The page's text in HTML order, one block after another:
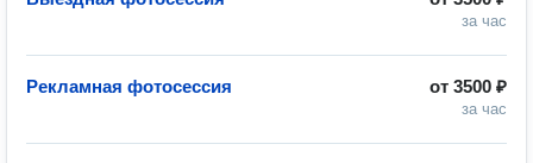
за час
от 3500 ₽
за час
Рекламная фотосессия